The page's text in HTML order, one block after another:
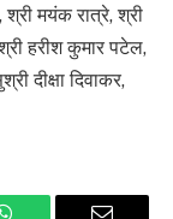
मयंक रात्रे, श्री
हरीश कुमार पटेल,
दीक्षा दिवाकर,